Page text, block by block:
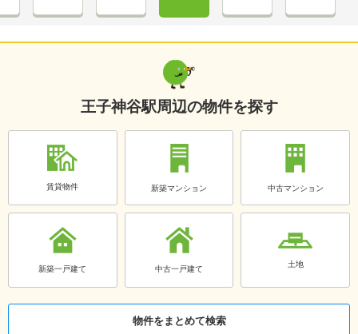
王子神谷駅周辺の物件を探す
賃貸物件 新築マンション 中古マンション
新築一戸建て 中古一戸建て
土地
物件をまとめて検索